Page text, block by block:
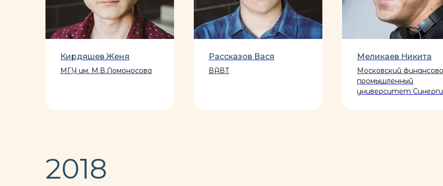
Кирдяшев Женя
МГУ им. М.В.Ломоносова
Рассказов Вася
ВАВТ
Меликаев Никита
Московский
промышленный
университет
2018